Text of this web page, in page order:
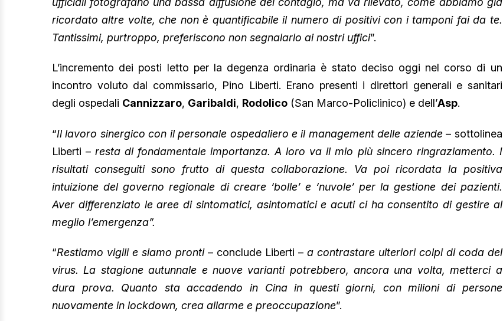
ricordato altre volte, che non è quantificabile il numero di positivi con i tamponi fai da te.
Tantissimi, purtroppo, preferiscono non segnalarlo ai nostri uffici”.
L’incremento dei posti letto per la degenza ordinaria è stato deciso oggi nel corso di un
incontro voluto dal commissario, Pino Liberti. Erano presenti i direttori generali e sanitari
degli ospedali Cannizzaro, Garibaldi, Rodolico (San Marco-Policlinico) e dell’Asp.
“Il lavoro sinergico con il personale ospedaliero e il management delle aziende– sottolinea
Liberti –resta di fondamentale importanza. A loro va il mio più sincero ringraziamento. I
risultati conseguiti sono frutto di questa collaborazione. Va poi ricordata la positiva
intuizione del governo regionale di creare ‘bolle’ e ‘nuvole’ per la gestione dei pazienti.
Aver differenziato le aree di sintomatici, asintomatici e acuti ci ha consentito di gestire al
meglio l’emergenza”.
“Restiamo vigili e siamo pronti– conclude Liberti – a contrastare ulteriori colpi di coda del
virus. La stagione autunnale e nuove varianti potrebbero, ancora una volta, metterci a
dura prova. Quanto sta accadendo in Cina in questi giorni, con milioni di persone
nuovamente in lockdown, crea allarme e preoccupazione”.